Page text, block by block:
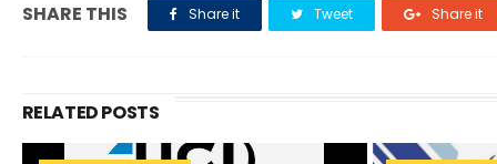
SHARE THIS Share it Tweet Share it
RELATED POSTS